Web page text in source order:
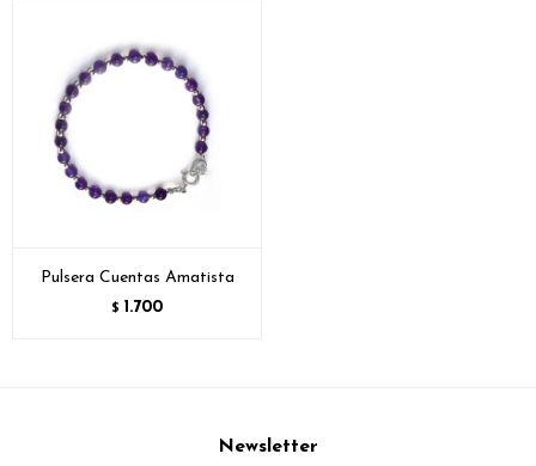
Pulsera Cuentas Amatista
$ 1.700
Newsletter